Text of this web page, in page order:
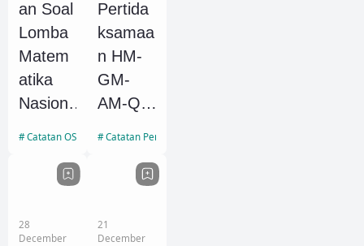
Jawaba
n
dan
SMA
an Soal
Lomba
Matem
atika
Nasion
tas
Catatan OSN
Pertida
ksamaa
n HM-
GM-
AM-QM
atika
Catatan Pertidaksamaan
28
December
21
December